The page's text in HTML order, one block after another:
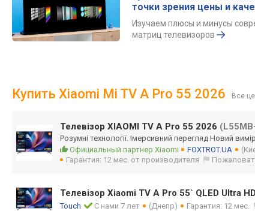
точки зрения цены и
Изучаем плюсы и минусы
матриц телевизоров
Купить Xiaomi Mi TV A Pro 55 2026 Все
Телевізор XIAOMI TV A Pro 55 2026
Розумні технології. Імерсивний перегляд Новий
Официальный партнер Xiaomi
FOXTROT.UA
Гарантия: 12 мес. от производителя
Телевізор Xiaomi TV A Pro 55` QLED Ultra
Touch С нами 7 лет (Днепр) Гарантия: 12 мес.